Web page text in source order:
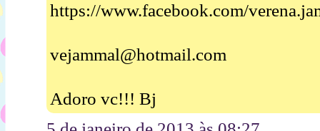
https://www.facebook.com/
vejammal@hotmail.com
Adoro vc!!! Bj